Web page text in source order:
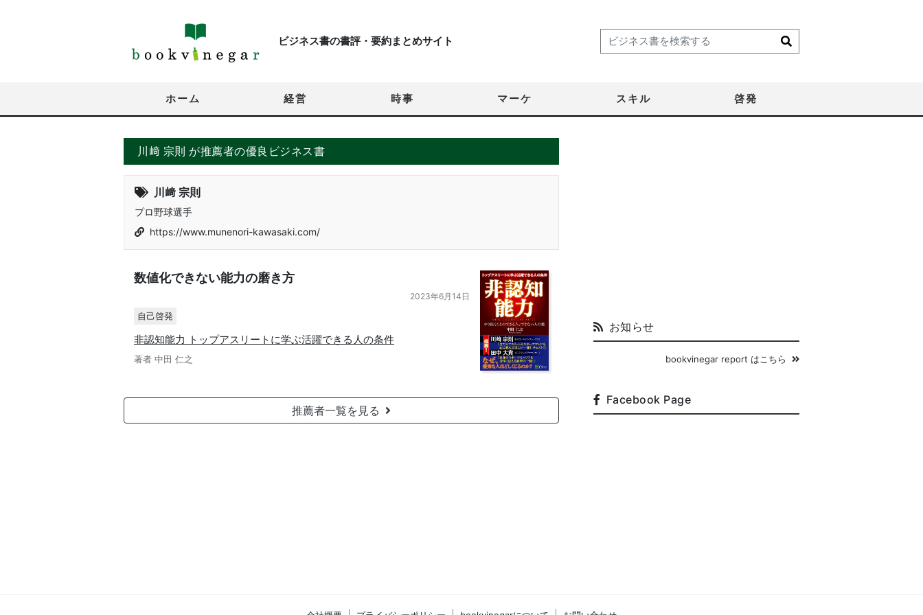
ビジネス書の書評・要約まとめサイト
ホーム 経営 時事 マーケ スキル 啓発
川﨑 宗則 が推薦者の優良ビジネス書
川﨑 宗則
プロ野球選手
https://www.munenori-kawasaki.com/
数値化できない能力の磨き方
2023年6月14日
自己啓発
非認知能力 トップアスリートに学ぶ活躍できる人の条件
著者 中田 仁之
推薦者一覧を見る
お知らせ
bookvinegar report はこちら
Facebook Page